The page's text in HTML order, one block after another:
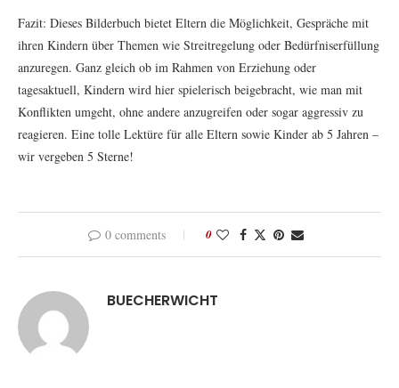
Fazit: Dieses Bilderbuch bietet Eltern die Möglichkeit, Gespräche mit
ihren Kindern über Themen wie Streitregelung oder Bedürfniserfüllung
anzuregen. Ganz gleich ob im Rahmen von Erziehung oder
tagesaktuell, Kindern wird hier spielerisch beigebracht, wie man mit
Konflikten umgeht, ohne andere anzugreifen oder sogar aggressiv zu
reagieren. Eine tolle Lektüre für alle Eltern sowie Kinder ab 5 Jahren –
wir vergeben 5 Sterne!
0 comments 0
BUECHERWICHT